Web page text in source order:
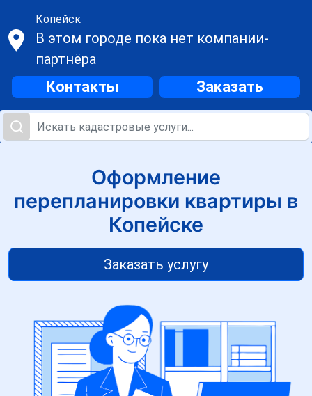
Копейск
В этом городе пока нет компании-
партнёра
Контакты Заказать
Оформление
перепланировки квартиры в
Копейске
Заказать услугу